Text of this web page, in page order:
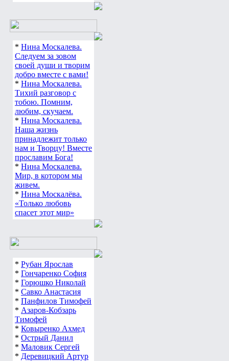
* Нина Москалева.
Следуем за зовом
своей души и творим
добро вместе с вами!
* Нина Москалева.
Тихий разговор с
тобою. Помним,
любим, скучаем.
* Нина Москалева.
Наша жизнь
принадлежит только
нам и Творцу! Вместе
прославим Бога!
* Нина Москалева.
Мир, в котором мы
живем.
* Нина Москалёва.
«Только любовь
спасет этот мир»
* Рубан Ярослав
* Гончаренко София
* Горюшко Николай
* Савко Анастасия
* Панфилов Тимофей
* Азаров-Кобзарь
Тимофей
* Ковыренко Ахмед
* Острый Данил
* Маловик Сергей
* Деревицкий Артур